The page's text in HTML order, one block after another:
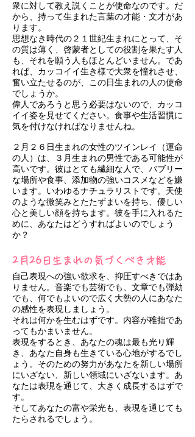
衆に対して教え説くことが使命なのです。だ
から、持って生まれた言葉の才能・文才があ
ります。
思想なき時代の２１世紀生まれにとって、そ
の質は薄く、啓蒙者としての役割を果たす人
も、それを願う人もほとんどいません。であ
れば、カッコイイ生き様で大衆を憧れさせ、
奮い立たせるのが、この日生まれの人の使命
でしょうか。
偉人であろうと思う必要はないので、カッコ
イイ姿を見せてください。食事や生活習慣に
気を付けなければなりませんね。
２月２６日生まれの女性のツインレイ（運命
の人）は、３月生まれの男性である可能性が
高いです。彼はとても繊細な人で、バブリー
な場所や食事、添加物の強いコスメなどを嫌
います。いわゆるナチュラリストです。天使
のような微笑みとたたずまいを持ち、優しい
心と美しい顔を持ちます。彼を手に入れるた
めに、あなたはどうすればよいのでしょう
か？
2月26日生まれの気づくべき才能
自己表現への強い欲求を、抑圧すべきではあ
りません。音楽でも芸術でも、文章でも弾劾
でも、何でもよいので広く大勢の人にあなた
の感性を表現しましょう。
それは何かを生むはずです。内容が稚拙であ
ってもかまいません。
表現をするとき、あなたの魂は最も光り輝
き、あなた自身も生きている心地がするでし
ょう。そのための努力があなたを新しい場所
にいざない、新しい領域にいざないます。あ
なたは表現を通じて、大きく成長するはずで
す。
そしてあなたの富や栄光も、表現を通じても
たらされるでしょう。